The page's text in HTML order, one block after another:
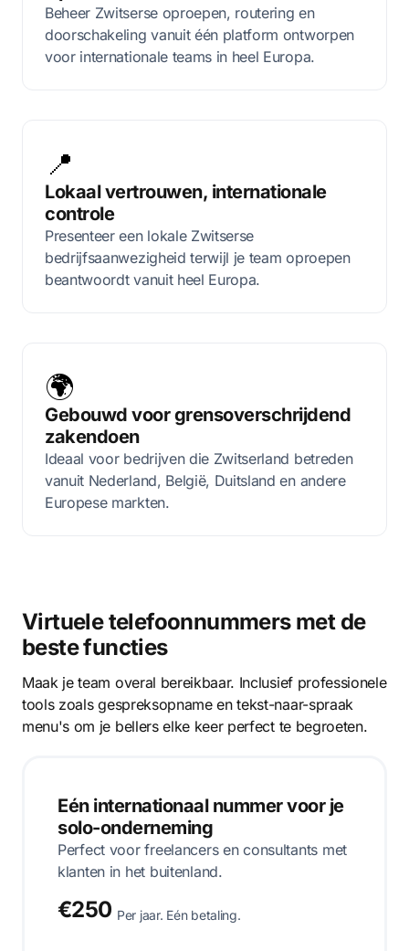
Beheer Zwitserse oproepen, routering en
doorschakeling vanuit één platform ontworpen
voor internationale teams in heel Europa.
📍
Lokaal vertrouwen, internationale
controle
Presenteer een lokale Zwitserse
bedrijfsaanwezigheid terwijl je team oproepen
beantwoordt vanuit heel Europa.
🌍
Gebouwd voor grensoverschrijdend
zakendoen
Ideaal voor bedrijven die Zwitserland betreden
vanuit Nederland, België, Duitsland en andere
Europese markten.
Virtuele telefoonnummers met de
beste functies
Maak je team overal bereikbaar. Inclusief professionele
tools zoals gespreksopname en tekst-naar-spraak
menu's om je bellers elke keer perfect te begroeten.
Eén internationaal nummer voor je
solo-onderneming
Perfect voor freelancers en consultants met
klanten in het buitenland.
€250 Per jaar. Eén betaling.